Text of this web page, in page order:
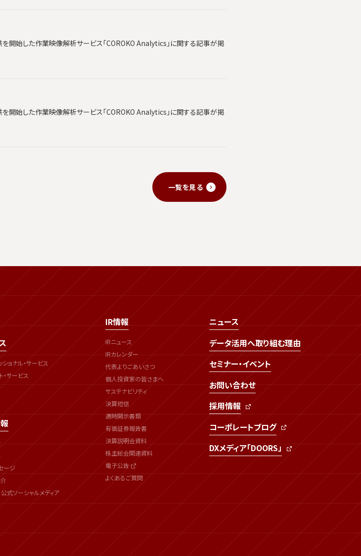
開始した作業映像解析サービス「COROKO Analytics」に関する記事が掲
開始した作業映像解析サービス「COROKO Analytics」に関する記事が掲
一覧を見る
ショナル・サービス
・サービス
ージ
公式ソーシャルメディア
IR情報
IRニュース
IRカレンダー
代表よりごあいさつ
個人投資家の皆さまへ
サステナビリティ
決算短信
適時開示書類
有価証券報告書
決算説明会資料
株主総会関連資料
電子公告
よくあるご質問
ニュース
データ活用へ取り組む理由
セミナー・イベント
お問い合わせ
採用情報
コーポレートブログ
DXメディア「DOORS」